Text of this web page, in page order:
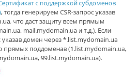
с поддержкой субдоменов
, тогда генерируем CSR-запрос указав
что даст защиту всем прямым
mail.mydomain.ua и т.д.). Если
указав домен через *.list.mydomain.ua
прямых поддоменав (1.list.mydomain.ua,
99.list.mydomain.ua).